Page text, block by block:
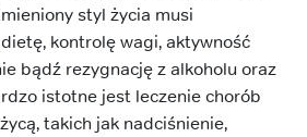
styl życia musi
kontrolę wagi, aktywność
bądź rezygnację z alkoholu oraz
istotne jest leczenie chorób
takich jak nadciśnienie,